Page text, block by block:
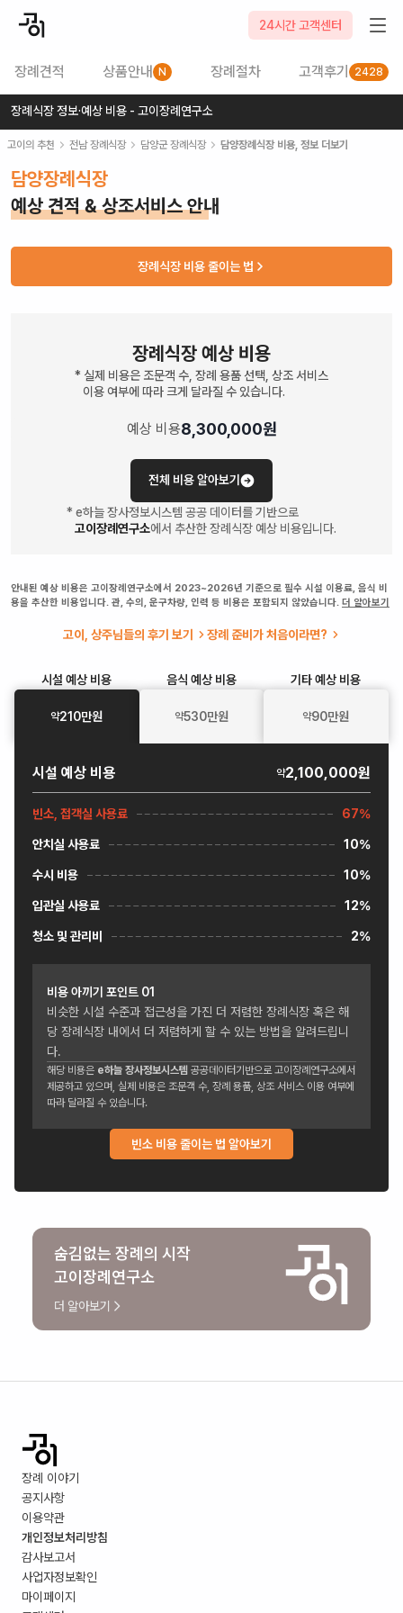
24시간 고객센터
장례견적 상품안내 N 장례절차 고객후기 2428
장례식장 정보·예상 비용 - 고이장례연구소
고이의 추천 전남장례식장 담양군장례식장 담양장례식장비용, 정보 더보기
담양장례식장
예상 견적 & 상조서비스 안내
장례식장 비용 줄이는 법
장례식장 예상 비용
* 실제 비용은 조문객 수, 장례 용품 선택, 상조 서비스
이용 여부에 따라 크게 달라질 수 있습니다.
예상 비용8,300,000원
전체 비용 알아보기
* e하늘 장사정보시스템 공공 데이터를 기반으로
고이장례연구소에서 추산한 장례식장 예상 비용입니다.
안내된 예상 비용은 고이장례연구소에서 2023~2026년 기준으로 필수 시설 이용료, 음식 비
용을 추산한 비용입니다. 관, 수의, 운구차량, 인력 등 비용은 포함되지 않았습니다. 더 알아보기
고이, 상주님들의 후기 보기 장례 준비가 처음이라면?
시설 예상 비용
약210만원
음식 예상 비용
약530만원
기타예상 비용
약90만원
시설 예상 비용 약2,100,000원
빈소, 접객실 사용료 67%
안치실 사용료 10%
수시 비용 10%
입관실 사용료 12%
청소 및 관리비 2%
비용 아끼기 포인트 01
비슷한 시설 수준과 접근성을 가진 더 저렴한 장례식장 혹은 해
당 장례식장 내에서 더 저렴하게 할 수 있는 방법을 알려드립니
다.
해당 비용은 e하늘 장사정보시스템 공공데이터기반으로 고이장례연구소에서
제공하고 있으며, 실제 비용은 조문객 수, 장례 용품, 상조 서비스 이용 여부에
따라 달라질 수 있습니다.
빈소 비용 줄이는 법 알아보기
숨김없는 장례의 시작
고이장례연구소
더 알아보기
장례 이야기
공지사항
이용약관
개인정보처리방침
감사보고서
사업자정보확인
마이페이지